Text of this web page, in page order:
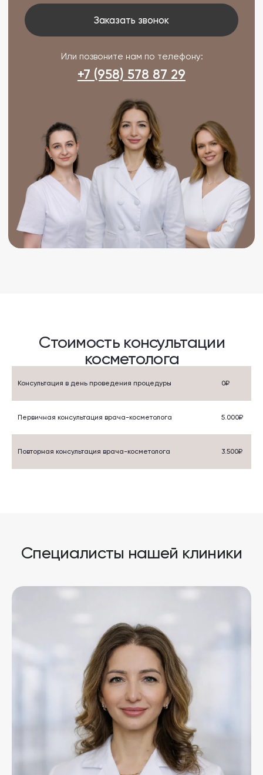
Консультация в день проведения процедуры 0₽
Первичная консультация врача-косметолога 5.000₽
Повторная консультация врача-косметолога 3.500₽